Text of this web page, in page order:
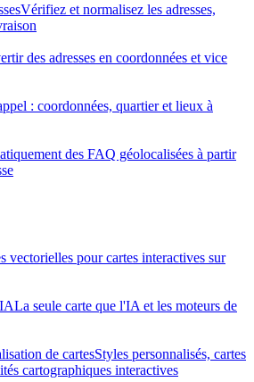
Vérifiez et normalisez les adresses,
des adresses en coordonnées et vice
: coordonnées, quartier et lieux à
des FAQ géolocalisées à partir
vectorielles pour cartes interactives sur
La seule carte que l'IA et les moteurs de
de cartesStyles personnalisés, cartes
cartographiques interactives